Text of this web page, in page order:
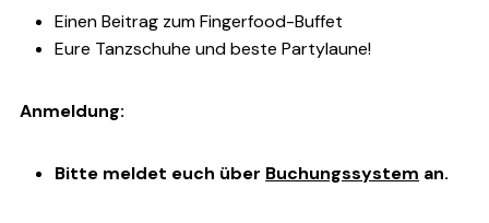
Einen Beitrag zum Fingerfood-Buffet
Eure Tanzschuhe und beste Partylaune!
Anmeldung:
Bitte meldet euch über Buchungssystem an.